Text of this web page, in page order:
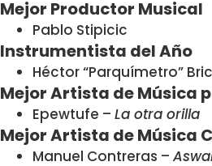
Mejor Productor Musical
Pablo Stipicic
Instrumentista del Año
Héctor “Parquímetro”
Mejor Artista de Música
Epewtufe – La otra orilla
Mejor Artista de Música
Manuel Contreras –